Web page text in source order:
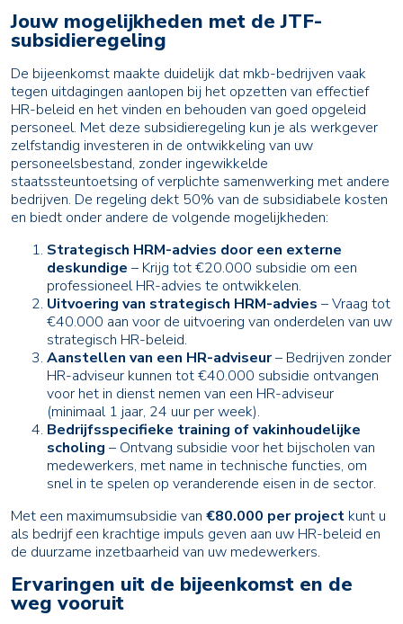
Jouw mogelijkheden met de JTF-
subsidieregeling
De bijeenkomst maakte duidelijk dat mkb-bedrijven vaak
tegen uitdagingen aanlopen bij het opzetten van effectief
HR-beleid en het vinden en behouden van goed opgeleid
personeel. Met deze subsidieregeling kun je als werkgever
zelfstandig investeren in de ontwikkeling van uw
personeelsbestand, zonder ingewikkelde
staatssteuntoetsing of verplichte samenwerking met andere
bedrijven. De regeling dekt 50% van de subsidiabele kosten
en biedt onder andere de volgende mogelijkheden:
Strategisch HRM-advies door een externe
deskundige – Krijg tot €20.000 subsidie om een
professioneel HR-advies te ontwikkelen.
Uitvoering van strategisch HRM-advies – Vraag tot
€40.000 aan voor de uitvoering van onderdelen van uw
strategisch HR-beleid.
Aanstellen van een HR-adviseur– Bedrijven zonder
HR-adviseur kunnen tot €40.000 subsidie ontvangen
voor het in dienst nemen van een HR-adviseur
(minimaal 1 jaar, 24 uur per week).
Bedrijfsspecifieke training of vakinhoudelijke
scholing – Ontvang subsidie voor het bijscholen van
medewerkers, met name in technische functies, om
snel in te spelen op veranderende eisen in de sector.
Met een maximumsubsidie van €80.000 per project kunt u
als bedrijf een krachtige impuls geven aan uw HR-beleid en
de duurzame inzetbaarheid van uw medewerkers.
Ervaringen uit de bijeenkomst en de
weg vooruit